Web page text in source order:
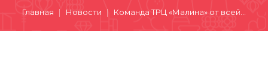
Вы здесь:
Главная Новости Команда ТРЦ «Малина» от всей…